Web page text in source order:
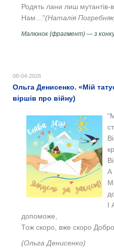
Родять лани лиш мутантів-
Нам…"(Наталія
Малюнок (фрагмент) — з
08-04-2026
Ольга Денисенко. «Мій
віршів про війну)
А
І
допоможе,
Тож скоро, вже скоро
(Ольга Денисенко)